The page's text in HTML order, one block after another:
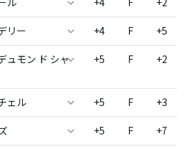
リー +4 F +5
ュモン ド シャ
+5 F +2
ェル +5 F +3
+5 F +7